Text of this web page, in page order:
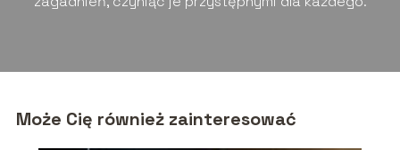
Może Cię również zainteresować